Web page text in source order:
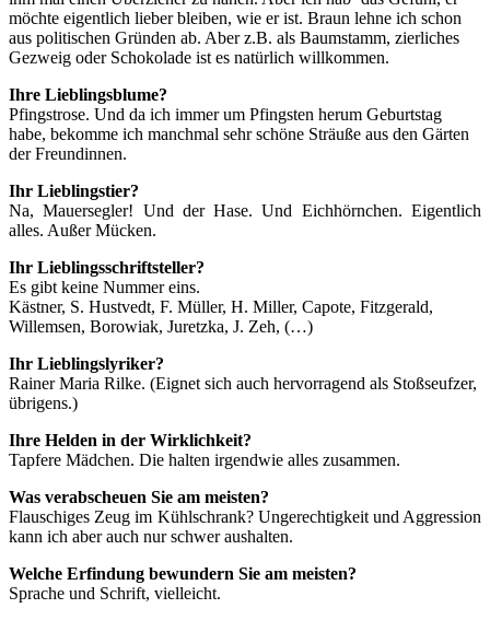
möchte eigentlich lieber bleiben, wie er ist. Braun lehne ich schon
aus politischen Gründen ab. Aber z.B. als Baumstamm, zierliches
Gezweig oder Schokolade ist es natürlich willkommen.
Ihre Lieblingsblume?
Pfingstrose. Und da ich immer um Pfingsten herum Geburtstag
habe, bekomme ich manchmal sehr schöne Sträuße aus den Gärten
der Freundinnen.
Ihr Lieblingstier?
Na, Mauersegler! Und der Hase. Und Eichhörnchen. Eigentlich
alles. Außer Mücken.
Ihr Lieblingsschriftsteller?
Es gibt keine Nummer eins.
Kästner, S. Hustvedt, F. Müller, H. Miller, Capote, Fitzgerald,
Willemsen, Borowiak, Juretzka, J. Zeh, (…)
Ihr Lieblingslyriker?
Rainer Maria Rilke. (Eignet sich auch hervorragend als Stoßseufzer,
übrigens.)
Ihre Helden in der Wirklichkeit?
Tapfere Mädchen. Die halten irgendwie alles zusammen.
Was verabscheuen Sie am meisten?
Flauschiges Zeug im Kühlschrank? Ungerechtigkeit und Aggression
kann ich aber auch nur schwer aushalten.
Welche Erfindung bewundern Sie am meisten?
Sprache und Schrift, vielleicht.